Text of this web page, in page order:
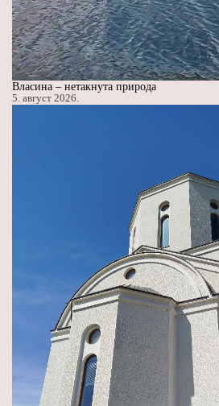
Власина – нетакнута природа
5. август 2026.